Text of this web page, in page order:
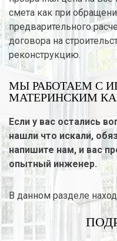
смета как при
предварительного
договора на
реконструкцию.
МЫ РАБОТАЕМ С
МАТЕРИНСКИМ
Если у вас остались
нашли что искали,
напишите нам, и вас
опытный инженер.
В данном разделе